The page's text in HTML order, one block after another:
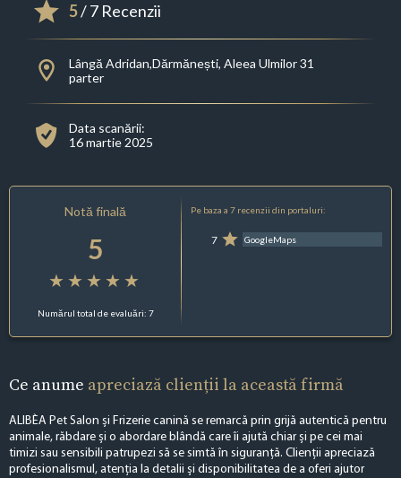
5/ 7 Recenzii
Lângă Adridan,Dărmănești, Aleea Ulmilor 31
parter
Data scanării:
16 martie 2025
Notă finală
5
Numărul total de evaluări: 7
Pe baza a 7 recenzii din portaluri:
7 GoogleMaps
Ce anume apreciază clienții la această firmă
ALIBÈA Pet Salon și Frizerie canină se remarcă prin grijă autentică pentru
animale, răbdare și o abordare blândă care îi ajută chiar și pe cei mai
timizi sau sensibili patrupezi să se simtă în siguranță. Clienții apreciază
profesionalismul, atenția la detalii și disponibilitatea de a oferi ajutor